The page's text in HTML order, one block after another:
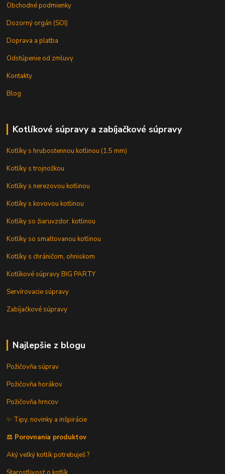
Obchodné podmienky
Dozorný orgán (SOI)
Doprava a platba
Odstúpenie od zmluvy
Kontakty
Blog
Kotlíkové súpravy a zabíjačkové súpravy
Kotlíky s hrubostennou kotlinou (1,5 mm)
Kotlíky s trojnožkou
Kotlíky s nerezovou kotlinou
Kotlíky s kovovou kotlinou
Kotlíky so žiaruvzdor. kotlinou
Kotlíky so smaltovanou kotlinou
Kotlíky s chráničom, ohniskom
Kotlíkové súpravy BIG PARTY
Servírovacie súpravy
Zabíjačkové súpravy
Najlepšie z blogu
Požičovňa súprav
Požičovňa horákov
Požičovňa hrncov
✨ Tipy, novinky a inšpirácie
⚖️ Porovnania produktov
Aký veľký kotlík potrebuješ ?